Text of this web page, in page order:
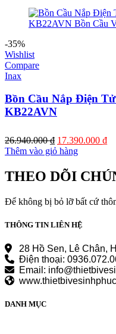
17.620.000 ₫.là:
-35%
Wishlist
Compare
Inax
Bồn Cầu Nắp Điện
KB22AVN
26.940.000₫ Giá
gốc
26.940.000 ₫.
17.390.000 ₫Giá
là:
Thêm vào giỏ hàng
THEO DÕI
Để không bị bỏ lỡ bất cứ
THÔNG TIN LIÊN HỆ
28 Hồ Sen, Lê Chân,
Điện thoại:
Email:
DANH MỤC